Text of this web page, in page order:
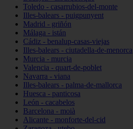
Toledo - casarrubios-del-monte
Illes-balears - puigpunyent
Madrid - griñón
Málaga - istán
Cádiz - benalup-casas-viejas
Illes-balears - ciutadella-de-menorca
Murcia - murcia
Valencia - quart-de-poblet
Navarra - viana
Illes-balears - palma-de-mallorca
Huesca - panticosa
León - cacabelos
Barcelona - moià
Alicante - monforte-del-cid